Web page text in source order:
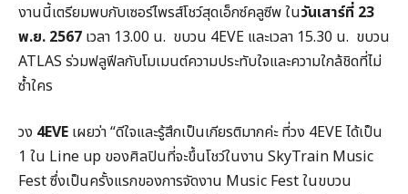
งานนี้เตรียมพบกับเซอร์ไพรส์โชว์สุดเอ็กซ์คลูซีพ ในวันเสาร์ที่ 23
พ.ย. 2567 เวลา 13.00 น. ขบวน 4EVE และเวลา 15.30 น. ขบวน
ATLAS ร่วมฟลูฟีลกับโมเมนต์ความประทับใจและความใกล้ชิดที่ไม่
ซ้ำใคร
วง 4EVE เผยว่า “ดีใจและรู้สึกเป็นเกียรติมากค่ะ ที่วง 4EVE ได้เป็น
1 ใน Line up ของศิลปินที่จะขึ้นโชว์ในงาน SkyTrain Music
Fest ซึ่งเป็นครั้งแรกของการจัดงาน Music Fest ในขบวน